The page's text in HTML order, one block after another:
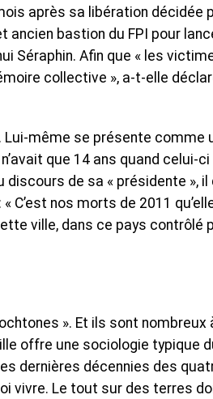
après sa libération décidée
ancien bastion du FPI pour
Séraphin. Afin que « les
collective », a-t-elle
Lui-même se présente comme
que 14 ans quand celui-
de sa « présidente », il
C’est nos morts de 2011
ville, dans ce pays contrôlé
». Et ils sont nombreux
offre une sociologie typique
dernières décennies des
vivre. Le tout sur des terres